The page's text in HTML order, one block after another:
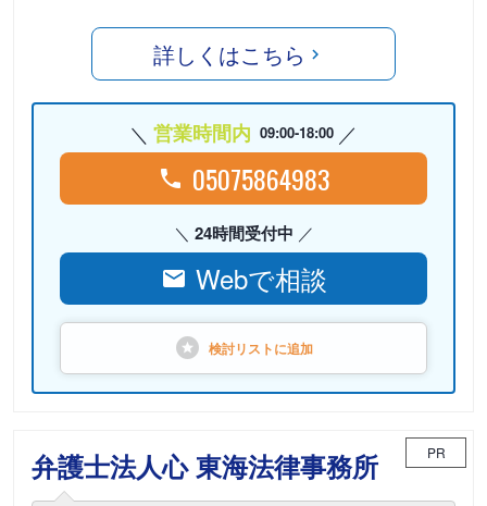
詳しくはこちら
営業時間内 09:00-18:00
05075864983
24時間受付中
Webで相談
検討リストに追加
弁護士法人心 東海法律事務所 PR